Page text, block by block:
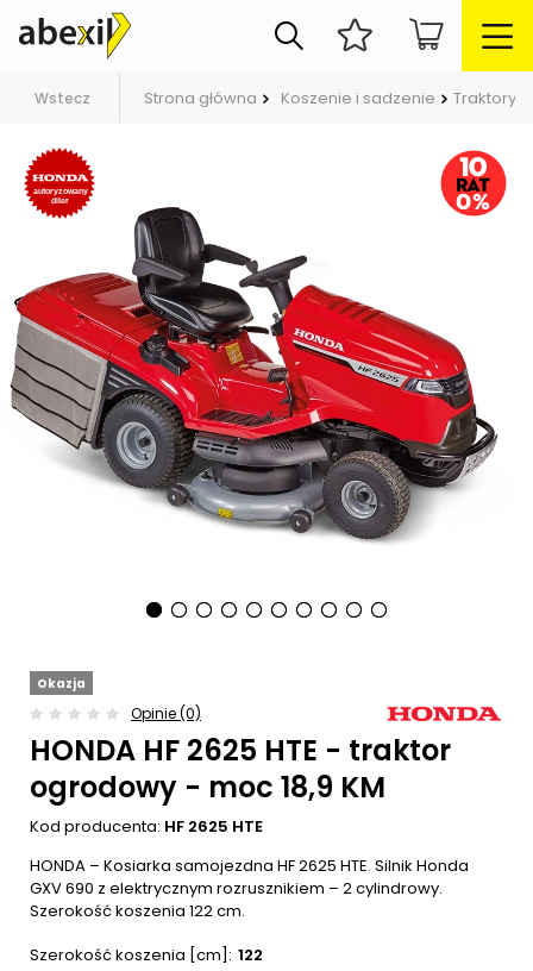
Wstecz Strona główna Koszenie i sadzenie Traktory
Okazja
Opinie (0)
HONDA HF 2625 HTE - traktor
ogrodowy - moc 18,9 KM
Kod producenta: HF 2625 HTE
HONDA – Kosiarka samojezdna HF 2625 HTE. Silnik Honda
GXV 690 z elektrycznym rozrusznikiem – 2 cylindrowy.
Szerokość koszenia 122 cm.
Szerokość koszenia [cm] 122